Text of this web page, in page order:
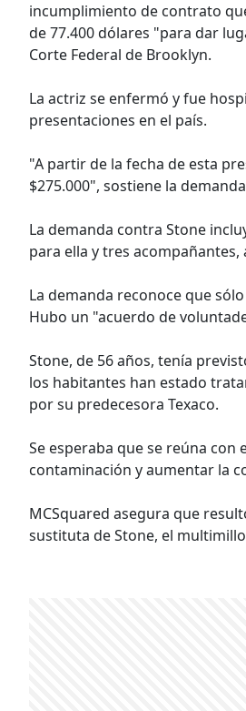
incumplimiento de contrato
de 77.400 dólares "para dar
Corte Federal de Brooklyn.
La actriz se enfermó y fue
presentaciones en el país.
"A partir de la fecha de esta
$275.000", sostiene la
La demanda contra Stone
para ella y tres
La demanda reconoce que
Hubo un "acuerdo de
Stone, de 56 años, tenía
los habitantes han estado
por su predecesora Texaco.
Se esperaba que se reúna con
contaminación y aumentar la
MCSquared asegura que
sustituta de Stone, el